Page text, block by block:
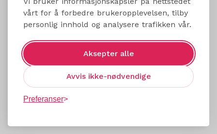
vårt for å forbedre brukeropplevelsen, tilby
personlig innhold og analysere trafikken vår.
Aksepter alle
Avvis ikke-nødvendige
Preferanser